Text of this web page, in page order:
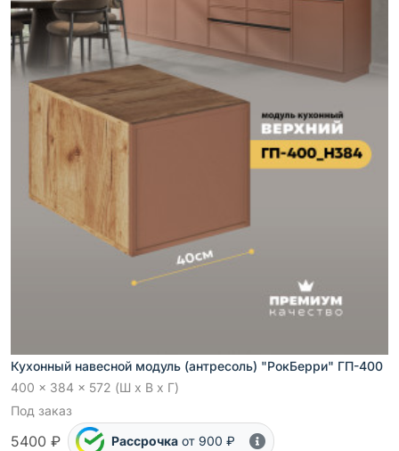
Кухонный навесной модуль (антресоль) "РокБерри" ГП-400
400 x 384 x 572 (Ш x В x Г)
Под заказ
5400 ₽ Рассрочка от 900 ₽